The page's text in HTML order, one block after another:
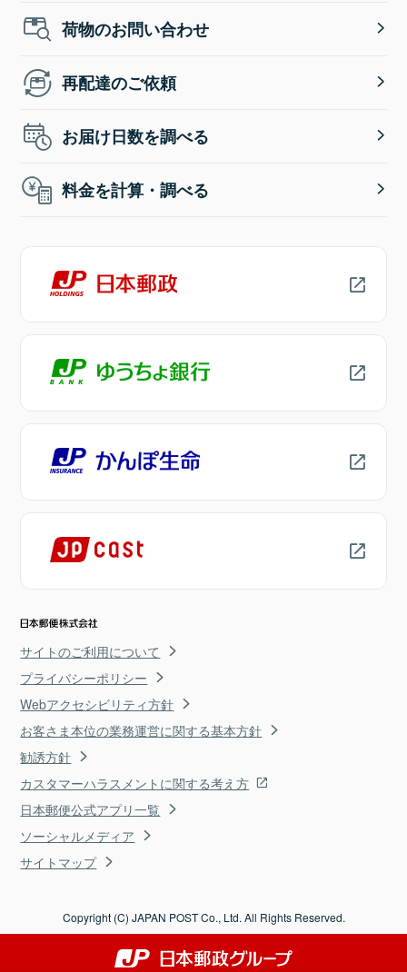
荷物のお問い合わせ
再配達のご依頼
お届け日数を調べる
料金を計算・調べる
サイトのご利用について
プライバシーポリシー
Webアクセシビリティ方針
お客さま本位の業務運営に関する基本方針
勧誘方針
カスタマーハラスメントに関する考え方
日本郵便公式アプリ一覧
ソーシャルメディア
サイトマップ
Copyright (C) JAPAN POST Co., Ltd. All Rights Reserved.